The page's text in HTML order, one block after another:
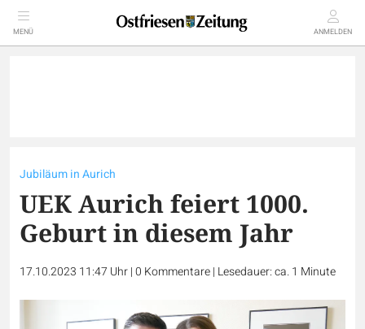
MENÜ ANMELDEN
Jubiläum in Aurich
UEK Aurich feiert 1000.
Geburt in diesem Jahr
17.10.2023 11:47 Uhr|0 Kommentare| Lesedauer: ca. 1 Minute